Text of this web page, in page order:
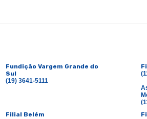
Fundição Vargem Grande do
Sul
(19) 3641-5111
Filial Belém